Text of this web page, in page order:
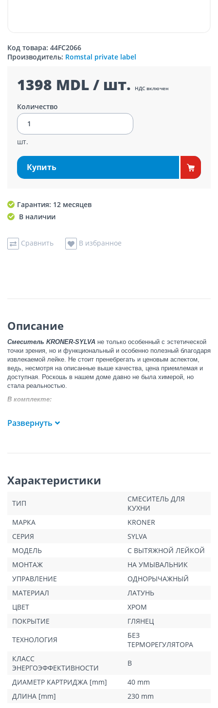
Код товара: 44FC2066
Производитель: Romstal private label
1398 MDL / шт. НДС включен
Количество
шт.
Купить
Гарантия: 12 месяцев
В наличии
Сравнить В избранное
Описание
Смеситель KRONER-SYLVA не только особенный с эстетической
точки зрения, но и функциональный и особенно полезный благодаря
извлекаемой лейке. Не стоит пренебрегать и ценовым аспектом,
ведь, несмотря на описанные выше качества, цена приемлемая и
доступная. Роскошь в нашем доме давно не была химерой, но
стала реальностью.
В комплекте:
2 гибких шланга.
Развернуть
Характеристики
ТИП
СМЕСИТЕЛЬ ДЛЯ
КУХНИ
МАРКА
KRONER
СЕРИЯ
SYLVA
МОДЕЛЬ
С ВЫТЯЖНОЙ ЛЕЙКОЙ
МОНТАЖ
НА УМЫВАЛЬНИК
УПРАВЛЕНИЕ
ОДНОРЫЧАЖНЫЙ
МАТЕРИАЛ
ЛАТУНЬ
ЦВЕТ
ХРОМ
ПОКРЫТИЕ
ГЛЯНЕЦ
ТЕХНОЛОГИЯ
БЕЗ
ТЕРМОРЕГУЛЯТОРА
КЛАСС
ЭНЕРГОЭФФЕКТИВНОСТИ
B
ДИАМЕТР КАРТРИДЖА [mm]
40 mm
ДЛИНА [mm]
230 mm